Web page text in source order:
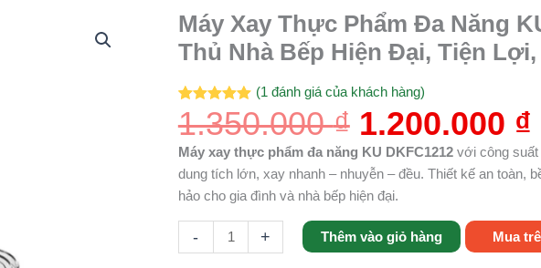
Máy Xay Thực Phẩm Đa Năng
Thủ Nhà Bếp Hiện Đại, Tiện
5.00
trên 5
dựa trên
1
(1 đánh giá của khách hàng)
1.350.000₫
Giá
gốc
là:
1.350.000 ₫.
1.200.000 ₫
Máy xay thực phẩm đa năng KU DKFC1212với công suất
dung tích lớn, xay nhanh – nhuyễn – đều. Thiết kế an toàn,
hảo cho gia đình và nhà bếp hiện đại.
-
Máy
Xay
Thực
Phẩm
Năng
KU
DKFC1212
-
Thủ
+ Thêm vào giỏ hàng Mua